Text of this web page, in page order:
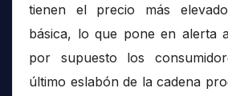
tienen el precio más
básica, lo que pone en alerta
por supuesto los
último eslabón de la cadena